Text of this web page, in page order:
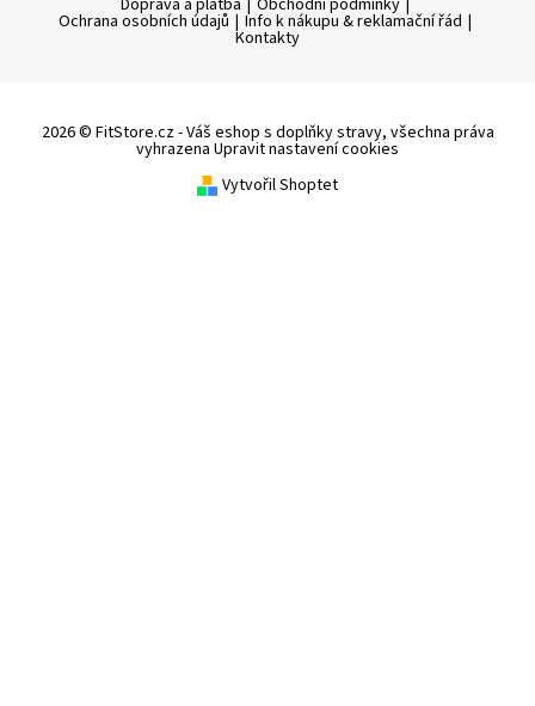
Ochrana osobních údajů | Info k nákupu & reklamační řád |
Kontakty
2026 © FitStore.cz - Váš eshop s doplňky stravy, všechna práva
vyhrazena Upravit nastavení cookies
Vytvořil Shoptet